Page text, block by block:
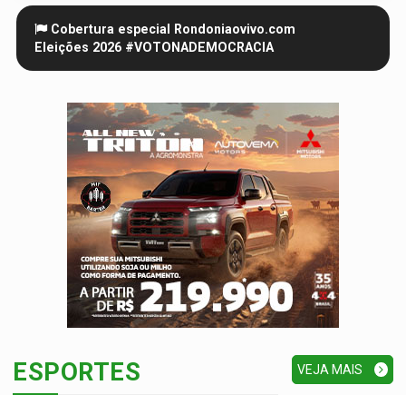
06/08/2026 - Publicação Legal
CONVOCAÇÃO DAS ELEIÇÕES: SEATER/RO
Cobertura especial Rondoniaovivo.com
Eleições 2026 #VOTONADEMOCRACIA
ESPORTES VEJA MAIS